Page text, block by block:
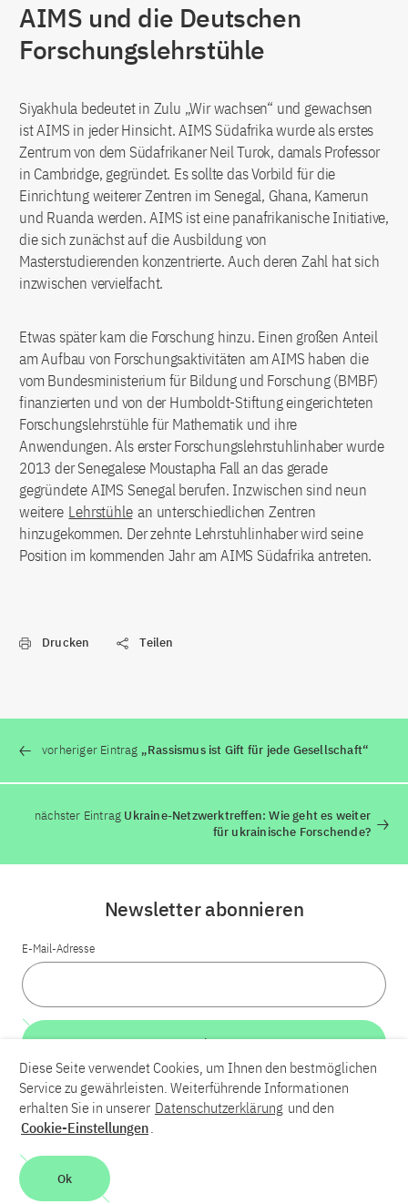
AIMS und die Deutschen
Forschungslehrstühle
Siyakhula bedeutet in Zulu „Wir wachsen“ und gewachsen
ist AIMS in jeder Hinsicht. AIMS Südafrika wurde als erstes
Zentrum von dem Südafrikaner Neil Turok, damals Professor
in Cambridge, gegründet. Es sollte das Vorbild für die
Einrichtung weiterer Zentren im Senegal, Ghana, Kamerun
und Ruanda werden. AIMS ist eine panafrikanische Initiative,
die sich zunächst auf die Ausbildung von
Masterstudierenden konzentrierte. Auch deren Zahl hat sich
inzwischen vervielfacht.
Etwas später kam die Forschung hinzu. Einen großen Anteil
am Aufbau von Forschungsaktivitäten am AIMS haben die
vom Bundesministerium für Bildung und Forschung (BMBF)
finanzierten und von der Humboldt-Stiftung eingerichteten
Forschungslehrstühle für Mathematik und ihre
Anwendungen. Als erster Forschungslehrstuhlinhaber wurde
2013 der Senegalese Moustapha Fall an das gerade
gegründete AIMS Senegal berufen. Inzwischen sind neun
weitere Lehrstühle an unterschiedlichen Zentren
hinzugekommen. Der zehnte Lehrstuhlinhaber wird seine
Position im kommenden Jahr am AIMS Südafrika antreten.
Drucken Teilen
vorheriger Eintrag „Rassismus ist Gift für jede Gesellschaft“
nächster Eintrag Ukraine-Netzwerktreffen: Wie geht es weiter
für ukrainische Forschende?
LinkedInBlueskyYouTube
Kontakt
Barrierefreiheit
Newsletter abonnieren
E-Mail-Adresse
Weiter
Diese Seite verwendet Cookies, um Ihnen den bestmöglichen
Service zu gewährleisten. Weiterführende Informationen
erhalten Sie in unserer Datenschutzerklärung und den
Cookie-Einstellungen.
Ok